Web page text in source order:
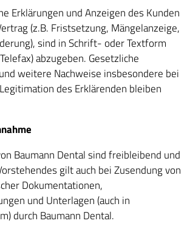
Erklärungen und Anzeigen des Kunden
(z.B. Fristsetzung, Mängelanzeige,
sind in Schrift- oder Textform
abzugeben. Gesetzliche
weitere Nachweise insbesondere bei
des Erklärenden bleiben
Baumann Dental sind freibleibend und
gilt auch bei Zusendung von
Dokumentationen,
und Unterlagen (auch in
durch Baumann Dental.